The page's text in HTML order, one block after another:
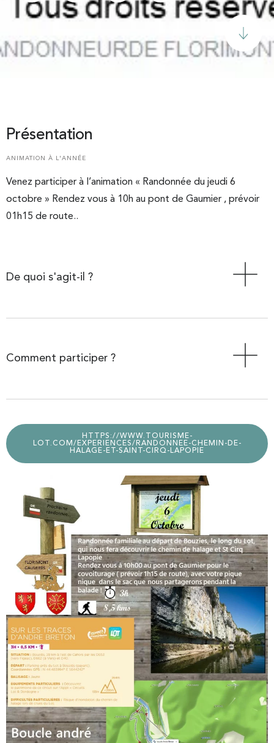
Présentation
ANIMATION À L'ANNÉE
Venez participer à l’animation « Randonnée du jeudi 6
octobre » Rendez vous à 10h au pont de Gaumier , prévoir
01h15 de route..
De quoi s'agit-il ?
Comment participer ?
HTTPS://WWW.TOURISME-
LOT.COM/EXPERIENCES/RANDONNEE-CHEMIN-DE-
HALAGE-ET-SAINT-CIRQ-LAPOPIE